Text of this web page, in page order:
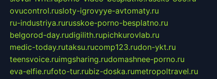
ovucontrol.rusloty-igrovyye-avtomaty.ru
ru-industriya.rurusskoe-porno-besplatno.ru
belgorod-day.rudigilith.rupichkurovlab.ru
medic-today.rutaksu.rucomp123.rudon-ykt.ru
teensvoice.ruimgsharing.rudomashnee-porno.ru
eva-elfie.rufoto-tur.rubiz-doska.rumetropoltravel.ru